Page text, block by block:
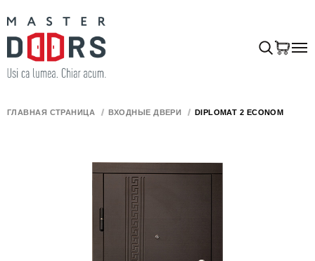
ГЛАВНАЯ СТРАНИЦА ВХОДНЫЕ ДВЕРИ DIPLOMAT 2 ECONOM